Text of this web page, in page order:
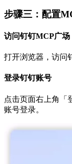
步骤三：配置
访问钉钉MCP广场
打开浏览器，访问
登录钉钉账号
点击页面右上角「
账号登录。